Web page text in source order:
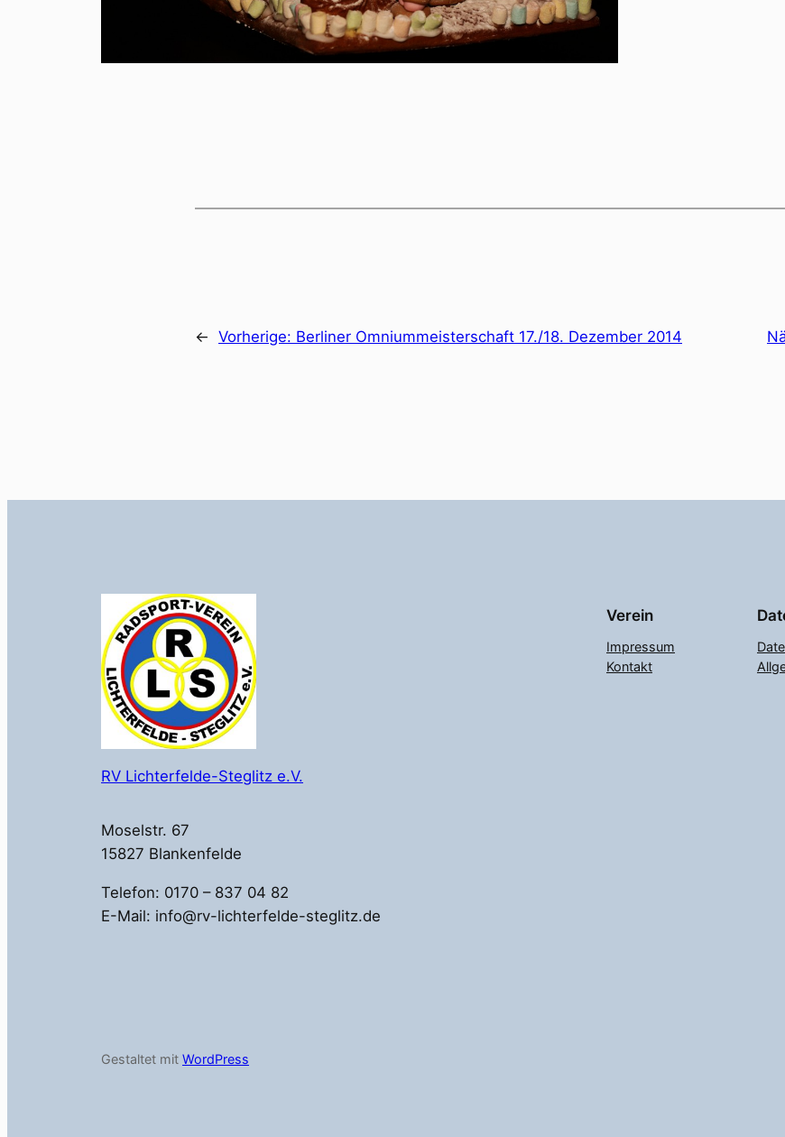
← Vorherige: Berliner Omniummeisterschaft 17./18. Dezember 2014
RV Lichterfelde-Steglitz e.V.
Moselstr. 67
15827 Blankenfelde
Telefon: 0170 – 837 04 82
E-Mail: info@rv-lichterfelde-steglitz.de
Verein
Impressum
Kontakt
Gestaltet mit WordPress